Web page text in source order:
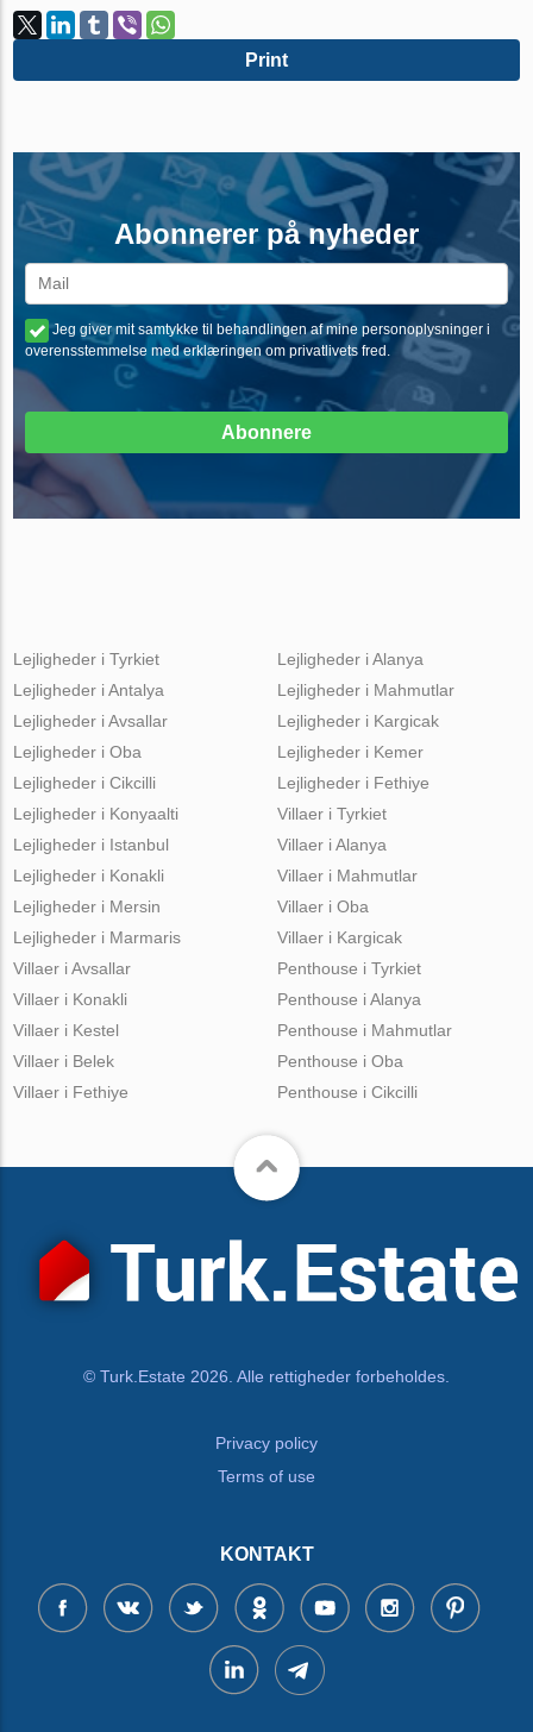
Print
Abonnerer på nyheder
Jeg giver mit samtykke til behandlingen af mine personoplysninger i
overensstemmelse med erklæringen om privatlivets fred.
Abonnere
Lejligheder i Tyrkiet
Lejligheder i Antalya
Lejligheder i Avsallar
Lejligheder i Oba
Lejligheder i Cikcilli
Lejligheder i Alanya
Lejligheder i Mahmutlar
Lejligheder i Kargicak
Lejligheder i Kemer
Lejligheder i Fethiye
Lejligheder i Konyaalti
Lejligheder i Istanbul
Lejligheder i Konakli
Lejligheder i Mersin
Lejligheder i Marmaris
Villaer i Tyrkiet
Villaer i Alanya
Villaer i Mahmutlar
Villaer i Oba
Villaer i Kargicak
Villaer i Avsallar
Villaer i Konakli
Villaer i Kestel
Villaer i Belek
Villaer i Fethiye
Penthouse i Tyrkiet
Penthouse i Alanya
Penthouse i Mahmutlar
Penthouse i Oba
Penthouse i Cikcilli
© Turk.Estate 2026. Alle rettigheder forbeholdes.
Privacy policy
Terms of use
KONTAKT